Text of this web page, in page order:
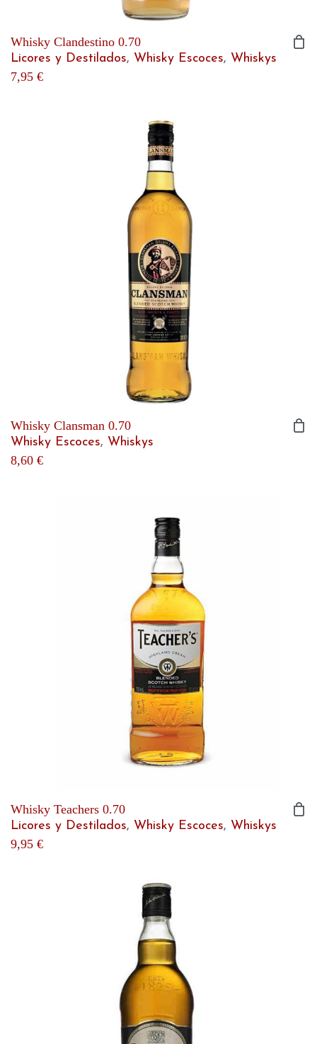
Whisky Clandestino 0.70
Licores y Destilados, Whisky Escoces, Whiskys
7,95 €
Whisky Clansman 0.70
Whisky Escoces, Whiskys
8,60 €
Whisky Teachers 0.70
Licores y Destilados, Whisky Escoces, Whiskys
9,95 €